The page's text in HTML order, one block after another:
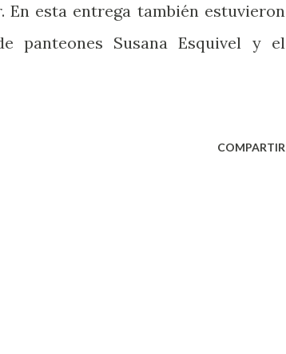
esta entrega también estuvieron
panteones Susana Esquivel y el
COMPARTIR